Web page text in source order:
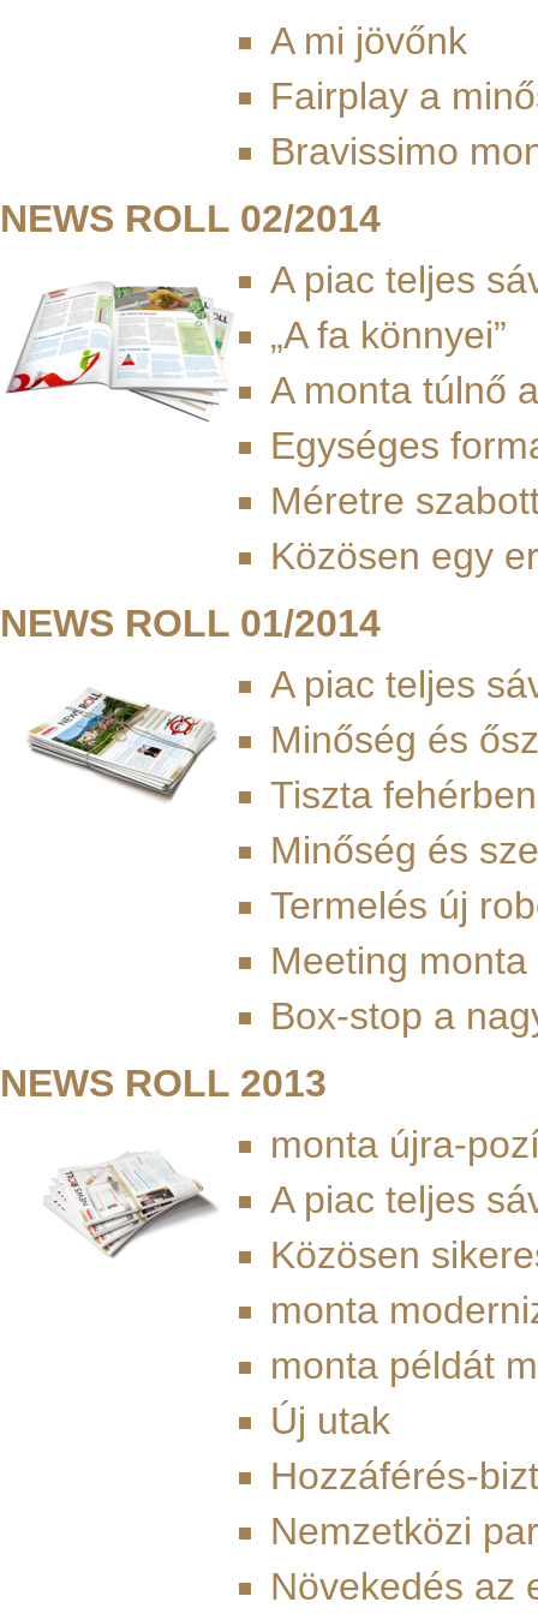
A mi jövőnk
Fairplay a
Bravissimo
NEWS ROLL 02/2014
A piac teljes
„A fa könnyei”
A monta túlnő
Egységes
Méretre
Közösen egy
NEWS ROLL 01/2014
A piac teljes
Minőség és
Tiszta
Minőség és
Termelés új
Meeting monta
Box-stop a
NEWS ROLL 2013
monta újra-
A piac teljes
Közösen
monta
monta példát
Új utak
Hozzáférés-
Nemzetközi
Növekedés az